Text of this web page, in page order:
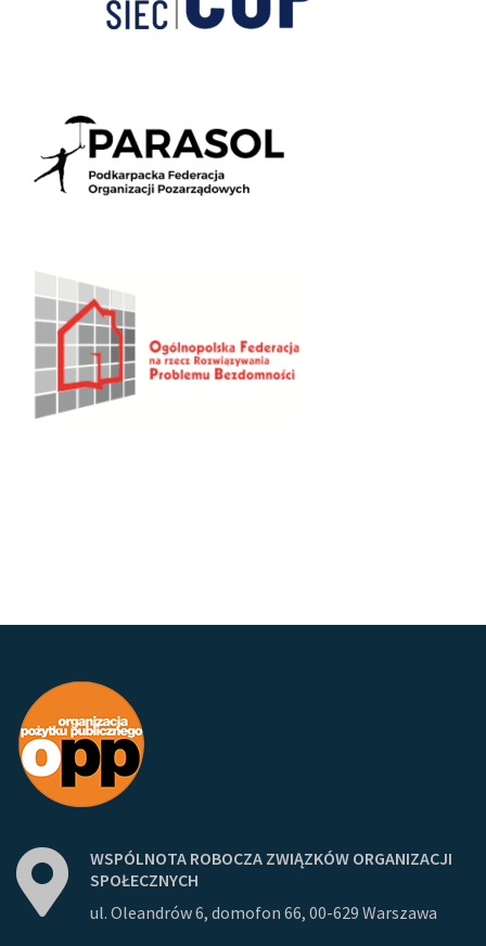
WSPÓLNOTA ROBOCZA ZWIĄZKÓW ORGANIZACJI
SPOŁECZNYCH
ul. Oleandrów 6, domofon 66, 00-629 Warszawa